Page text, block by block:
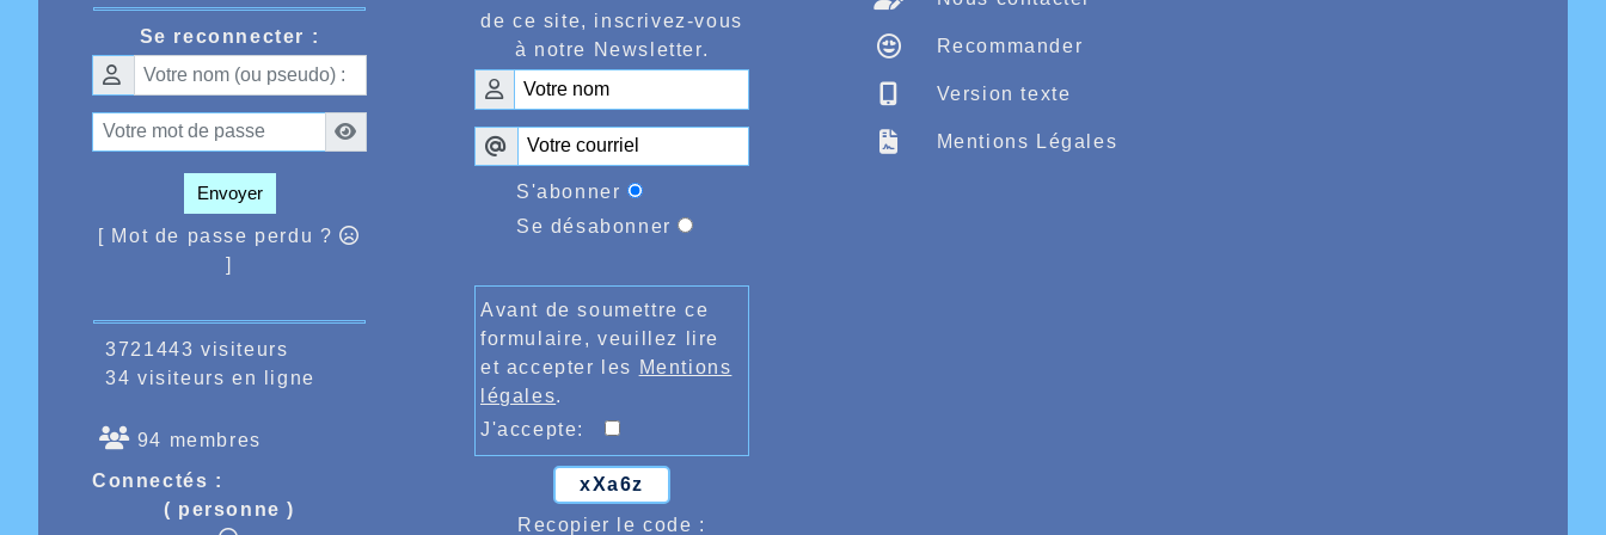
Se reconnecter :
Envoyer
[ Mot de passe perdu ?
]
3721443 visiteurs
34 visiteurs en ligne
94 membres
Connectés :
( personne )
de ce site, inscrivez-vous
à notre Newsletter.
S'abonner
Se désabonner
Avant de soumettre ce
formulaire, veuillez lire
et accepter les Mentions
légales.
J'accepte:
xXa6z
Recopier le code :
Recommander
Version texte
Mentions Légales